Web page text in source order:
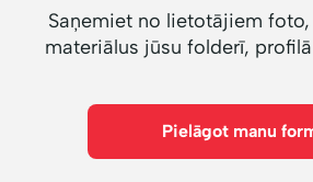
Saņemiet no lietotājiem
materiālus jūsu folderī,
Pielāgot manu